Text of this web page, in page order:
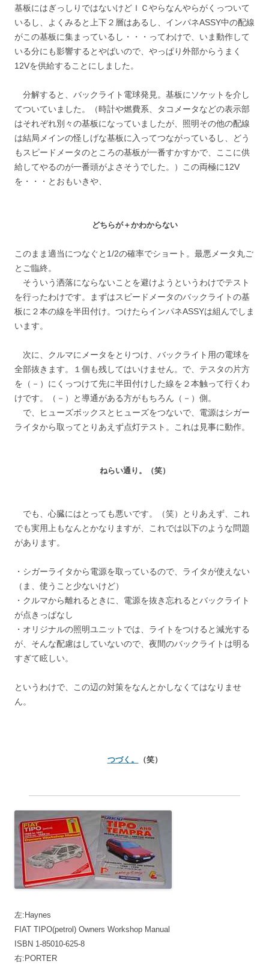
基板にはぎっしりではないけどＩＣやらなんやらがくっついて
いるし、よくみると上下２層はあるし、インパネASSY中の配線
がこの基板に集まっているし・・・ってわけで、いま動作して
いる分にも影響するとやばいので、やっぱり外部からうまく
12Vを供給することにしました。
分解すると、バックライト電球発見。基板にソケットを介し
てついていました。（時計や燃費系、タコメータなどの表示部
はそれぞれ別々の基板になっていましたが、照明その他の配線
は結局メインの怪しげな基板に入ってつながっているし、どう
もスピードメータのところの基板が一番すかすかで、ここに供
給してやるのが一番頭がよさそうでした。）この両極に12V
を・・・とおもいきや、
どちらが＋かわからない
このまま適当につなぐと1/2の確率でショート。最悪メータ丸ご
とご臨終。
そういう洒落にならないことを避けようというわけでテスト
を行ったわけです。まずはスピードメータのバックライトの基
板に２本の線を半田付け。つけたらインパネASSYは組んでしま
います。
次に、クルマにメータをとりつけ、バックライト用の電球を
全部抜きます。１個も残してはいけません。で、テスタの片方
を（－）にくっつけて先に半田付けした線を２本触って行くわ
けです。（－）と導通がある方がもちろん（－）側。
で、ヒューズボックスとヒューズをつないで、電源はシガー
ライタから取ってとりあえず点灯テスト。これは見事に動作。
ねらい通り。（笑）
でも、心臓にはとっても悪いです。（笑）とりあえず、これ
でも実用上もなんとかなりますが、これでは以下のような問題
があります。
・シガーライタから電源を取っているので、ライタが使えない
（ま、使うこと少ないけど）
・クルマから離れるときに、電源を抜き忘れるとバックライト
が点きっぱなし
・オリジナルの照明ユニットでは、ライトをつけると減光する
が、そんな配慮はしていないので、夜間のバックライトは明る
すぎて眩しい。
というわけで、この辺の対策をなんとかしなくてはなりませ
ん。
つづく。 （笑）
左:Haynes
FIAT TIPO(petrol) Owners Workshop Manual
ISBN 1-85010-625-8
右:PORTER